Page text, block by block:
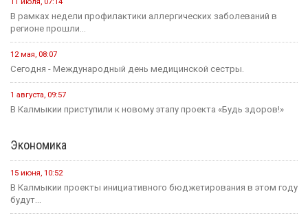
В рамках недели профилактики аллергических заболеваний в
регионе прошли...
12 мая, 08:07
Сегодня - Международный день медицинской сестры.
1 августа, 09:57
В Калмыкии приступили к новому этапу проекта «Будь здоров!»
Экономика
15 июня, 10:52
В Калмыкии проекты инициативного бюджетирования в этом году
будут...